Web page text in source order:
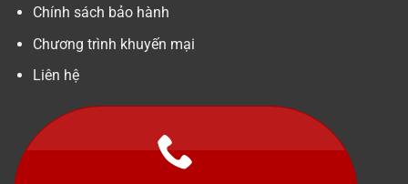
Chính sách bảo hành
Chương trình khuyến mại
Liên hệ